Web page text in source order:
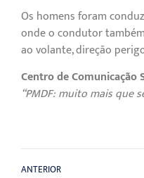
Os homens foram
onde o condutor
ao volante, direção
Centro de Comunicação
“PMDF: muito mais que
ANTERIOR